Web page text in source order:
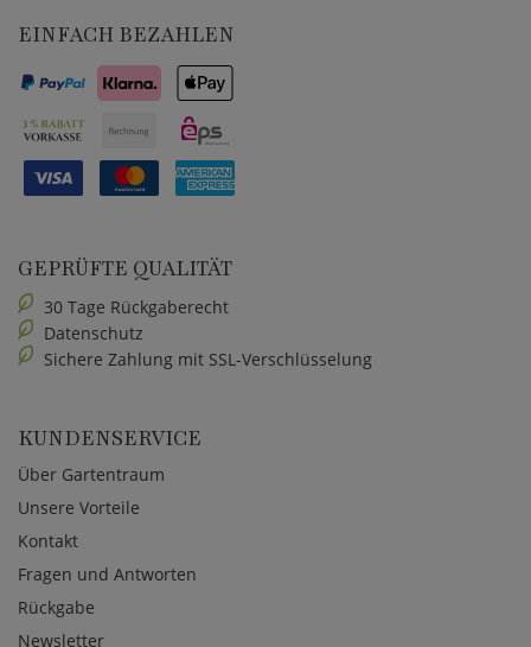
EINFACH BEZAHLEN
GEPRÜFTE QUALITÄT
30 Tage Rückgaberecht
Datenschutz
Sichere Zahlung mit SSL-Verschlüsselung
KUNDENSERVICE
Über Gartentraum
Unsere Vorteile
Kontakt
Fragen und Antworten
Rückgabe
Newsletter